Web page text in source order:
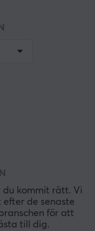
du kommit rätt. Vi
de senaste
för att
till dig.